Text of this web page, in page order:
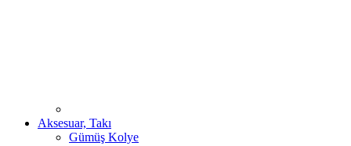
Aksesuar, Takı
Gümüş Kolye